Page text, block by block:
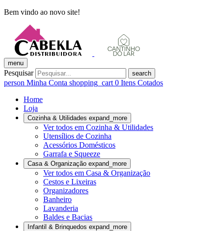
Bem vindo ao novo site!
menu
Pesquisar search
person Minha Conta shopping_cart 0 Itens Cotados
Home
Loja
Cozinha & Utilidades expand_more
Ver todos em Cozinha & Utilidades
Utensílios de Cozinha
Acessórios Domésticos
Garrafa e Squeeze
Casa & Organização expand_more
Ver todos em Casa & Organização
Cestos e Lixeiras
Organizadores
Banheiro
Lavanderia
Baldes e Bacias
Infantil & Brinquedos expand_more